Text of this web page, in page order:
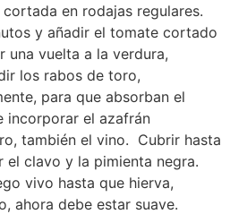
en rodajas regulares.
y añadir el tomate cortado
una vuelta a la verdura,
los rabos de toro,
para que absorban el
incorporar el azafrán
también el vino. Cubrir hasta
el clavo y la pimienta negra.
vivo hasta que hierva,
ahora debe estar suave.